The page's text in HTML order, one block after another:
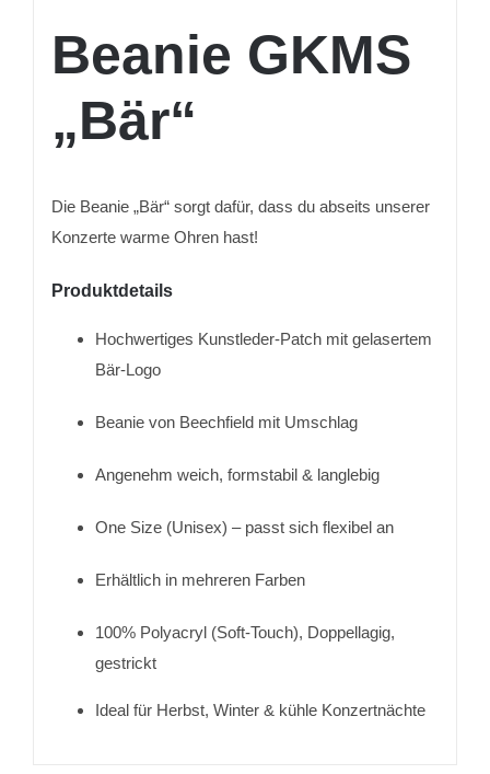
Beanie GKMS
„Bär“
Die Beanie „Bär“ sorgt dafür, dass du abseits unserer
Konzerte warme Ohren hast!
Produktdetails
Hochwertiges Kunstleder-Patch mit gelasertem
Bär-Logo
Beanie von Beechfield mit Umschlag
Angenehm weich, formstabil & langlebig
One Size (Unisex) – passt sich flexibel an
Erhältlich in mehreren Farben
100% Polyacryl (Soft-Touch), Doppellagig,
gestrickt
Ideal für Herbst, Winter & kühle Konzertnächte